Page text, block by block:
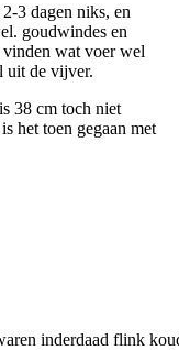
3 dagen niks, en
goudwindes en
vinden wat voer wel
uit de vijver.
38 cm toch niet
het toen gegaan met
inderdaad flink